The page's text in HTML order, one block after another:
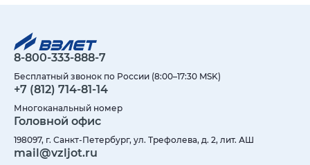
8-800-333-888-7
Бесплатный звонок по России (8:00–17:30 MSK)
+7 (812) 714-81-14
Многоканальный номер
Головной офис
198097, г. Санкт-Петербург, ул. Трефолева, д. 2, лит. АШ
mail@vzljot.ru